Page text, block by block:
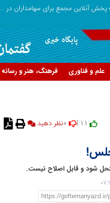
صورت‌های مالی سال ۱۴۰۴ کالبر در بوته رأی؛ پخش آنلاین مجمع برای سهامداران در سراسر کشور
علم و فناوری فرهنگ، هنر و رسانه
نظر دهید
شود و قابل اصلاح نیست.